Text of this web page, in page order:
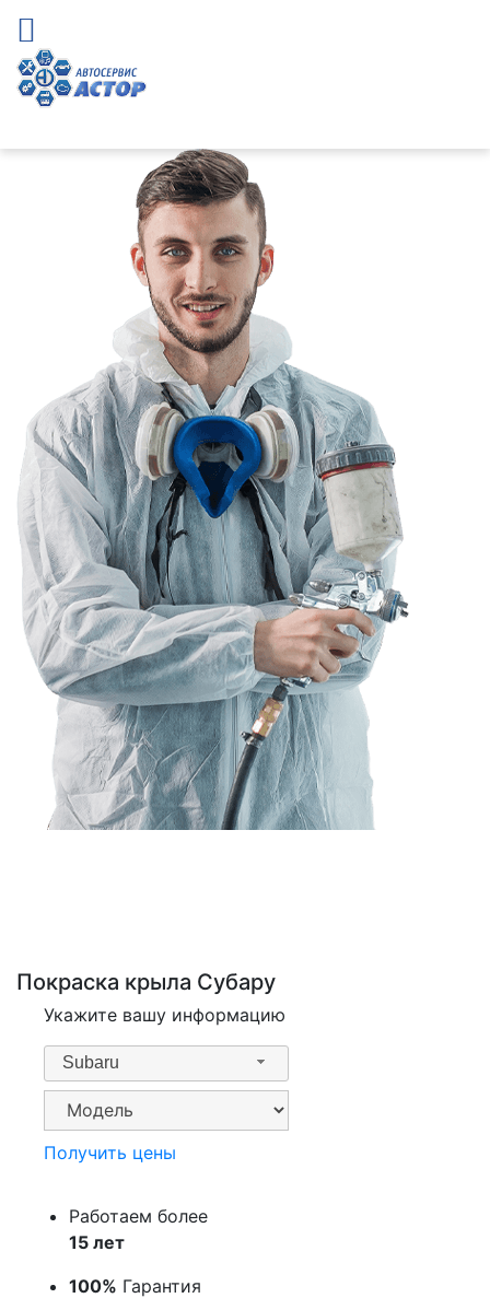
Покраска крыла Субару
Укажите вашу информацию
Subaru
Получить цены
Работаем более
15 лет
100% Гарантия